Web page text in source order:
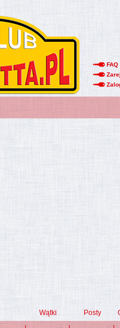
FAQ
Wątki Posty